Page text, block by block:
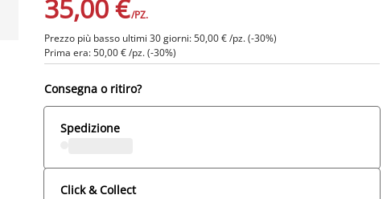
35,00 €/PZ.
Prezzo più basso ultimi 30 giorni: 50,00 € /pz. (-30%)
Prima era: 50,00 € /pz. (-30%)
Consegna o ritiro?
Spedizione
Click & Collect